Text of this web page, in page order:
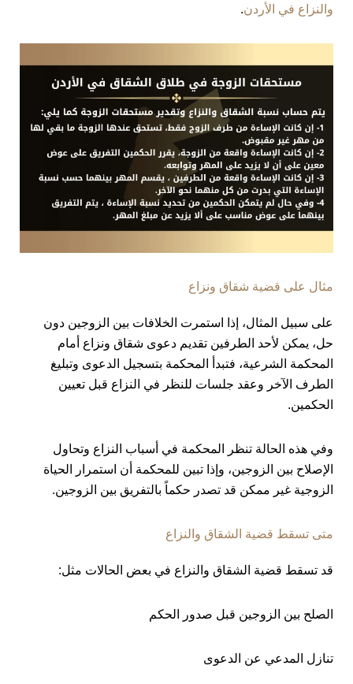
والنزاع في الأردن.
مثال على قضية شقاق ونزاع
على سبيل المثال، إذا استمرت الخلافات بين الزوجين دون
حل، يمكن لأحد الطرفين تقديم دعوى شقاق ونزاع أمام
المحكمة الشرعية، فتبدأ المحكمة بتسجيل الدعوى وتبليغ
الطرف الآخر وعقد جلسات للنظر في النزاع قبل تعيين
الحكمين.
وفي هذه الحالة تنظر المحكمة في أسباب النزاع وتحاول
الإصلاح بين الزوجين، وإذا تبين للمحكمة أن استمرار الحياة
الزوجية غير ممكن قد تصدر حكماً بالتفريق بين الزوجين.
متى تسقط قضية الشقاق والنزاع
قد تسقط قضية الشقاق والنزاع في بعض الحالات مثل:
الصلح بين الزوجين قبل صدور الحكم
تنازل المدعي عن الدعوى